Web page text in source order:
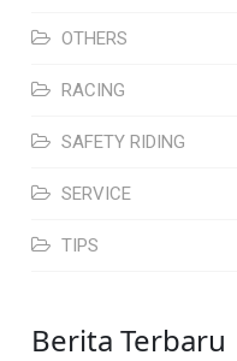
OTHERS
RACING
SAFETY RIDING
SERVICE
TIPS
Berita Terbaru